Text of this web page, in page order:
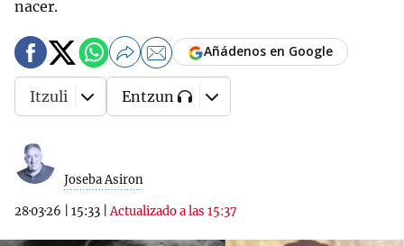
nacer.
Joseba Asiron
28·03·26 15:33 |Actualizado a las 15:37
Añádenos en Google
Itzuli Entzun